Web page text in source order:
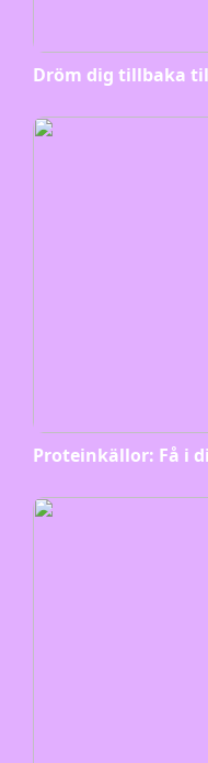
Dröm dig tillbaka
Proteinkällor: Få i